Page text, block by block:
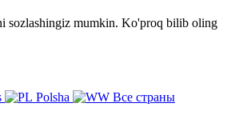
sozlashingiz mumkin. Ko'proq bilib oling
Polsha Все страны